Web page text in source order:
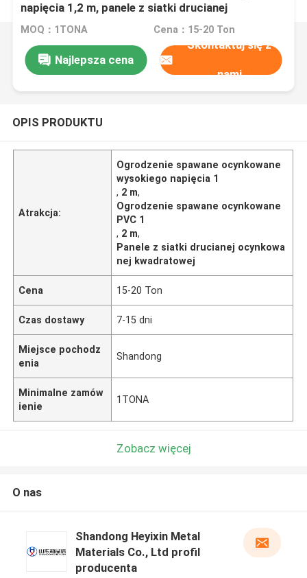
napięcia 1,2 m, panele z siatki drucianej
ocynkowanej PVC
MOQ：1TONA Cena：15-20 Ton
Najlepsza cena
Skontaktuj się z
nami
OPIS PRODUKTU
Atrakcja:
Ogrodzenie spawane ocynkowane
wysokiego napięcia 1
, 2 m,
Ogrodzenie spawane ocynkowane
PVC 1
, 2 m,
Panele z siatki drucianej ocynkowa
nej kwadratowej
Cena 15-20 Ton
Czas dostawy 7-15 dni
Miejsce pochodz
enia
Shandong
Minimalne zamów
ienie
1TONA
Zobacz więcej
O nas
Shandong Heyixin Metal
Materials Co., Ltd profil
producenta